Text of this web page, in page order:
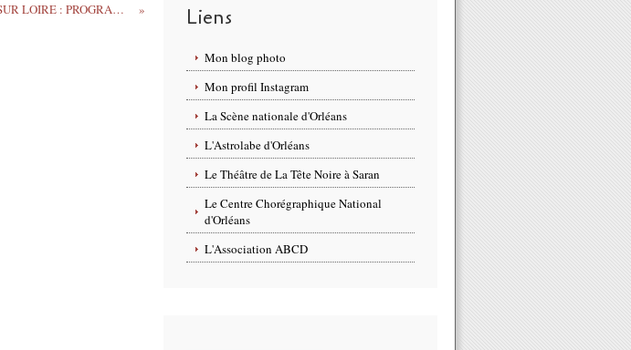
CHÂTEAU DE MEUNG SUR LOIRE : PROGRAMME pour un bel été en famille, entre amis ou en solo du 6 juillet au 23 août 2020 Liens
Mon blog photo
Mon profil Instagram
La Scène nationale d'Orléans
L'Astrolabe d'Orléans
Le Théâtre de La Tête Noire à Saran
Le Centre Chorégraphique National
d'Orléans
L'Association ABCD